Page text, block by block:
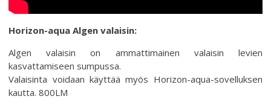
Horizon-aqua Algen valaisin:
Algen valaisin on ammattimainen valaisin levien
kasvattamiseen sumpussa.
Valaisinta voidaan käyttää myös Horizon-aqua-sovelluksen
kautta. 800LM